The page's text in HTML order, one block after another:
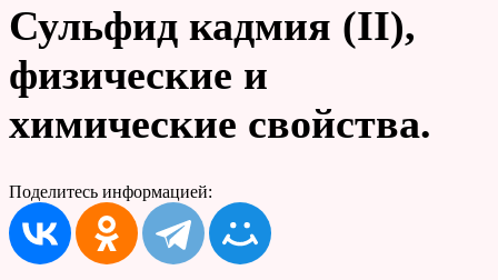
Сульфид кадмия (II),
физические и
химические свойства.
Поделитесь информацией: